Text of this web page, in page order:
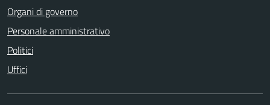
Organi di governo
Personale amministrativo
Politici
Uffici